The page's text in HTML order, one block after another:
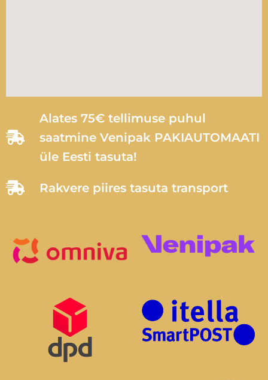
Alates 75€ tellimuse puhul
saatmine Venipak PAKIAUTOMAATI
üle Eesti tasuta!
Rakvere piires tasuta transport